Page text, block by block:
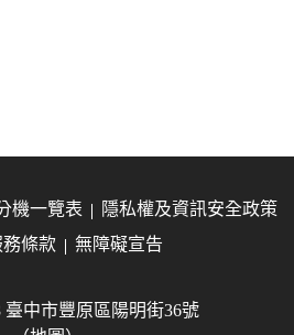
機一覽表
隱私權及資訊安全政策
條款
無障礙宣告
臺中市豐原區陽明街36號